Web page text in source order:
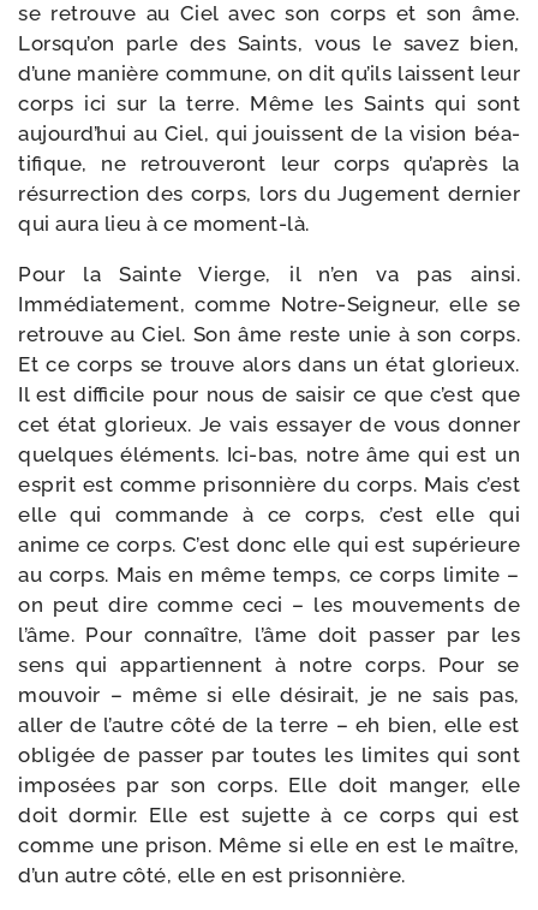
se retrouve au Ciel avec son corps et son âme.
Lorsqu’on parle des Saints, vous le savez bien,
d’une manière com­mune, on dit qu’ils laissent leur
corps ici sur la terre. Même les Saints qui sont
aujourd’­hui au Ciel, qui jouissent de la vision béa­
ti­fique, ne retrou­ve­ront leur corps qu’a­près la
résur­rec­tion des corps, lors du Jugement der­nier
qui aura lieu à ce moment-là.
Pour la Sainte Vierge, il n’en va pas ain­si.
Immédiatement, comme Notre-​Seigneur, elle se
retrouve au Ciel. Son âme reste unie à son corps.
Et ce corps se trouve alors dans un état glo­rieux.
Il est dif­fi­cile pour nous de sai­sir ce que c’est que
cet état glo­rieux. Je vais essayer de vous don­ner
quelques élé­ments. Ici-​bas, notre âme qui est un
esprit est comme pri­son­nière du corps. Mais c’est
elle qui com­mande à ce corps, c’est elle qui
anime ce corps. C’est donc elle qui est supé­rieure
au corps. Mais en même temps, ce corps limite –
on peut dire comme ceci – les mou­ve­ments de
l’âme. Pour connaître, l’âme doit pas­ser par les
sens qui appar­tiennent à notre corps. Pour se
mou­voir – même si elle dési­rait, je ne sais pas,
aller de l’autre côté de la terre – eh bien, elle est
obli­gée de pas­ser par toutes les limites qui sont
impo­sées par son corps. Elle doit man­ger, elle
doit dor­mir. Elle est sujette à ce corps qui est
comme une pri­son. Même si elle en est le maître,
d’un autre côté, elle en est prisonnière.